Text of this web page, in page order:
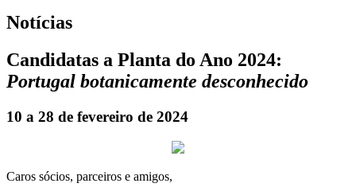
Notícias
Candidatas a Planta do Ano 2024:
Portugal botanicamente desconhecido
10 a 28 de fevereiro de 2024
Caros sócios, parceiros e amigos,